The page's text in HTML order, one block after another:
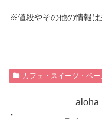
※値段やその他の情報は
カフェ・スイーツ・ベー
aloha